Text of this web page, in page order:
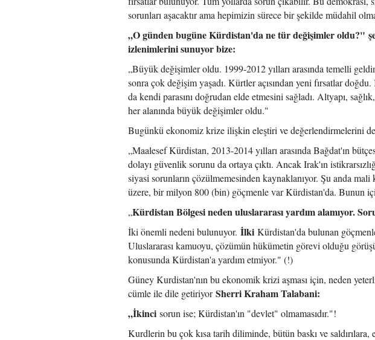
sorunları aşacaktır ama hepimizin sürece bir şekilde müdahil
„O günden bugüne Kürdistan'da ne tür değişimler oldu?"
izlenimlerini sunuyor bize:
„Büyük değişimler oldu. 1999-2012 yılları arasında temelli
sonra çok değişim yaşadı. Kürtler açısından yeni fırsatlar
da kendi parasını doğrudan elde etmesini sağladı. Altyapı,
her alanında büyük değişimler oldu."
Bugünkü ekonomiz krize ilişkin eleştiri ve değerlendirmelerini
„Maalesef Kürdistan, 2013-2014 yılları arasında Bağdat'ın
dolayı güvenlik sorunu da ortaya çıktı. Ancak Irak'ın
siyasi sorunların çözülmemesinden kaynaklanıyor. Şu anda
üzere, bir milyon 800 (bin) göçmenle var Kürdistan'da. Bunun
„Kürdistan Bölgesi neden uluslararası yardım alamıyor.
İki önemli nedeni bulunuyor. İlki Kürdistan'da bulunan
Uluslararası kamuoyu, çözümün hükümetin görevi olduğu
konusunda Kürdistan'a yardım etmiyor." (!)
Güney Kurdistan'nın bu ekonomik krizi aşması için, neden
cümle ile dile getiriyorSherri Kraham Talabani:
„İkinci sorun ise; Kürdistan'ın "devlet" olmamasıdır."!
Kurdlerin bu çok kısa tarih diliminde, bütün baskı ve saldırılara,